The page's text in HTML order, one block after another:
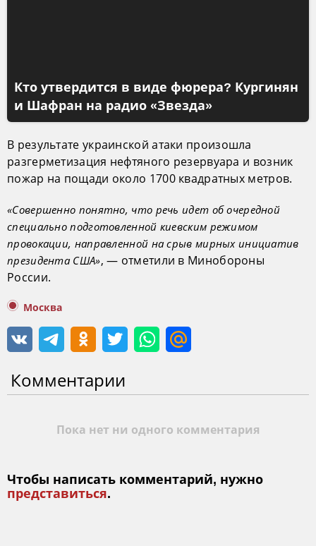
Кто утвердится в виде фюрера? Кургинян
и Шафран на радио «Звезда»
В результате украинской атаки произошла
разгерметизация нефтяного резервуара и возник
пожар на пощади около 1700 квадратных метров.
«Совершенно понятно, что речь идет об очередной
специально подготовленной киевским режимом
провокации, направленной на срыв мирных инициатив
президента США», — отметили в Минобороны
России.
Москва
Комментарии
Пока нет ни одного комментария
Чтобы написать комментарий, нужно
представиться.